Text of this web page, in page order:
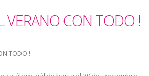
VERANO CON TODO !
TODO !